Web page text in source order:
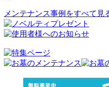
メンテナンス事例をすべて見